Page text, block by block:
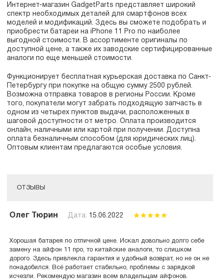
Интернет-магазин GadgetParts представляет широкий
спектр необходимых деталей для смартфонов всех
моделей и модификаций. Здесь вы сможете подобрать и
приобрести батареи на iPhone 11 Pro по наиболее
выгодной стоимости. В ассортименте оригиналы по
доступной цене, а также их заводские сертифицированные
аналоги по еще меньшей стоимости.
Функционирует бесплатная курьерская доставка по Санкт-
Петербургу при покупке на общую сумму 2500 рублей.
Возможна отправка товаров в регионы России. Кроме
того, покупатели могут забрать подходящую запчасть в
одном из четырех пунктов выдачи, расположенных в
шаговой доступности от метро. Оплата производится
онлайн, наличными или картой при получении. Доступна
оплата безналичным способом (для юридических лиц).
Оптовым клиентам предлагаются особые условия.
ОТЗЫВЫ
Олег Тюрин Дата: 15.06.2022
Хорошая батарея по отличной цене. Искал довольно долго себе
замену на айфон 11 про, то китайские аналоги, то слишком
дорого. Здесь привлекла гарантия и удобный возврат, но не он не
понадобился. Всё работает стабильно, проблемы с зарядкой
исчезли. Рекомендую магазин всем владельцам айфонов.